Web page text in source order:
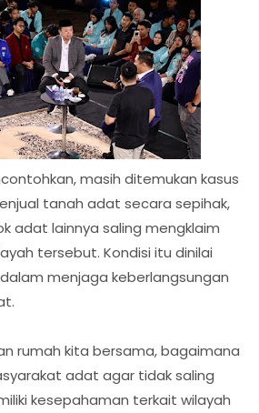
masih ditemukan kasus
tanah adat secara sepihak,
adat lainnya saling mengklaim
tersebut. Kondisi itu dinilai
menjaga keberlangsungan
rumah kita bersama, bagaimana
adat agar tidak saling
kesepahaman terkait wilayah